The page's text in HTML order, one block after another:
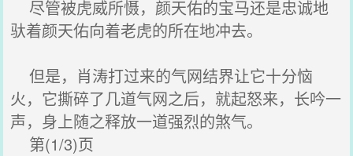
尽管被虎威所慑，颜天佑的宝马还是忠诚地
驮着颜天佑向着老虎的所在地冲去。
但是，肖涛打过来的气网结界让它十分恼
火，它撕碎了几道气网之后，就起怒来，长吟一
声，身上随之释放一道强烈的煞气。
第(1/3)页